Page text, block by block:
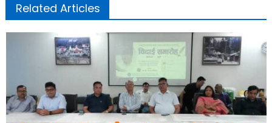
Related Articles